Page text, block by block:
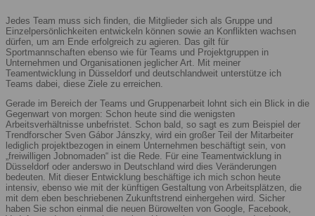
Jedes Team muss sich finden, die Mitglieder sich als Gruppe und
Einzelpersönlichkeiten entwickeln können sowie an Konflikten wachsen
dürfen, um am Ende erfolgreich zu agieren. Das gilt für
Sportmannschaften ebenso wie für Teams und Projektgruppen in
Unternehmen und Organisationen jeglicher Art. Mit meiner
Teamentwicklung in Düsseldorf und deutschlandweit unterstütze ich
Teams dabei, diese Ziele zu erreichen.
Gerade im Bereich der Teams und Gruppenarbeit lohnt sich ein Blick in die
Gegenwart von morgen: Schon heute sind die wenigsten
Arbeitsverhältnisse unbefristet. Schon bald, so sagt es zum Beispiel der
Trendforscher Sven Gábor Jánszky, wird ein großer Teil der Mitarbeiter
lediglich projektbezogen in einem Unternehmen beschäftigt sein, von
„freiwilligen Jobnomaden“ ist die Rede. Für eine Teamentwicklung in
Düsseldorf oder anderswo in Deutschland wird dies Veränderungen
bedeuten. Mit dieser Entwicklung beschäftige ich mich schon heute
intensiv, ebenso wie mit der künftigen Gestaltung von Arbeitsplätzen, die
mit dem eben beschriebenen Zukunftstrend einhergehen wird. Sicher
haben Sie schon einmal die neuen Bürowelten von Google, Facebook,